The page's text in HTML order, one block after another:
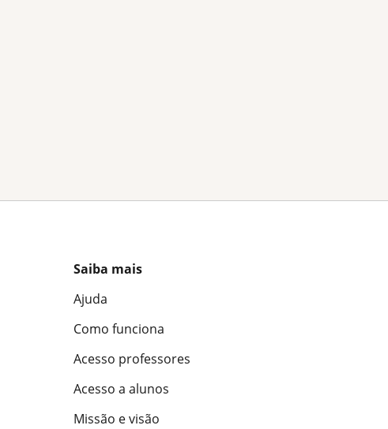
Saiba mais
Ajuda
Como funciona
Acesso professores
Acesso a alunos
Missão e visão